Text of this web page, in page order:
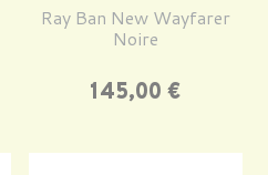
Ray Ban New Wayfarer
Noire
Prix
145,00 €